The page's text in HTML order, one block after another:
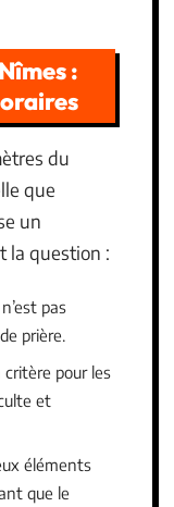
:
du
que
un
la question :
pas
prière.
pour les
et
éléments
que le